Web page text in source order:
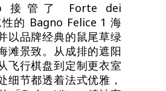
接管了 Forte dei
的 Bagno Felice 1 海
以品牌经典的鼠尾草绿
滩景致。从成排的遮阳
飞行棋盘到定制更衣室
细节都透着法式优雅，